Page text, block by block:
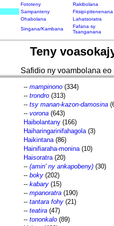
Fototeny
Rakibolana
Sampanteny
Fitsipi-pitenenana
Ohabolana
Lahatsoratra
Singana/Kambana
Fafana sy
Tsanganana
Teny
Safidio ny voambolana
-- mampinono(334)
-- trondro(313)
-- tsy manan-kazon-damosina
-- vorona(643)
Haibolantany(166)
Haiharingarinifahagola(3)
Haikintana(86)
Hainifiaraha-monina(10)
Haisoratra(20)
-- (amin' ny ankapobeny)(30)
-- boky(202)
-- kabary(15)
-- mpanoratra(190)
-- tantara fohy(21)
-- teatira(47)
-- tononkalo(89)